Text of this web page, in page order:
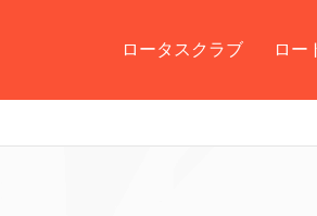
ロータスクラブ ロー